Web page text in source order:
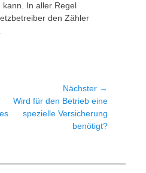
kann. In aller Regel
den Zähler
Nächster →
Nächster
Beitrag:
Wird für den Betrieb eine
spezielle Versicherung
benötigt?